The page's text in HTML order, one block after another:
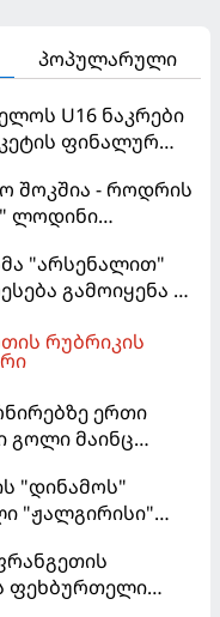
პოპულარული
U16 ნაკრები
ფინალურ
იწყებს
შოკშია - როდრის
ლოდინი
გადადის
"არსენალით"
გამოიყენა და
გააგრძელა
რუბრიკის
ერთი
გოლი მაინც
"დინამოს"
"ჟალგირისი"
ფეხბურთელი